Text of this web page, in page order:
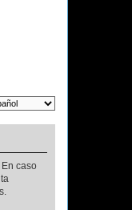
En caso